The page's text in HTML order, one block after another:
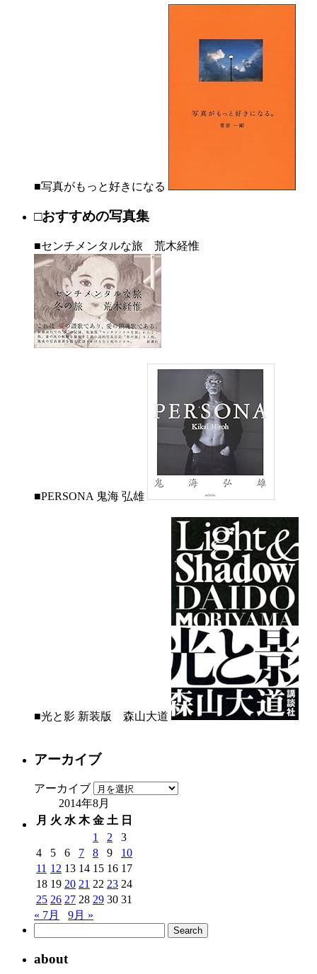
■写真がもっと好きになる
□おすすめの写真集
■センチメンタルな旅 荒木経惟
■PERSONA 鬼海 弘雄
■光と影 新装版 森山大道
アーカイブ
アーカイブ
2014年8月
月 火 水 木 金 土 日
1
2
3
4
5 6 7 8 9
10
11 12 13 14 15 16 17
18 19 20 21 22 23 24
25 26 27 28 29 30 31
« 7月
9月 »
about